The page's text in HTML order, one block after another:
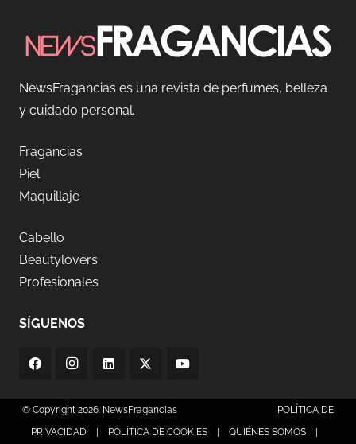
NewsFragancias es una revista de perfumes, belleza
y cuidado personal.
Fragancias
Piel
Maquillaje
Cabello
Beautylovers
Profesionales
SÍGUENOS
© Copyright 2026. NewsFragancias
POLÍTICA DE
PRIVACIDAD
POLÍTICA DE COOKIES QUIÉNES SOMOS